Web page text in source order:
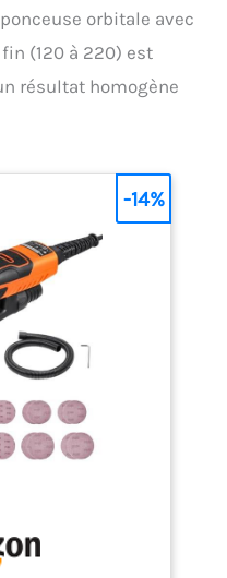
orbitale avec
(120 à 220) est
résultat homogène
-14%